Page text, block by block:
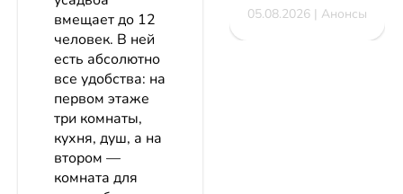
вмещает до 12
человек. В ней
есть абсолютно
все удобства: на
первом этаже
три комнаты,
кухня, душ, а на
втором —
комната для
05.08.2026 | Анонсы